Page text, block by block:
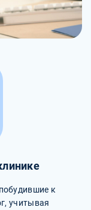
к
учитывая